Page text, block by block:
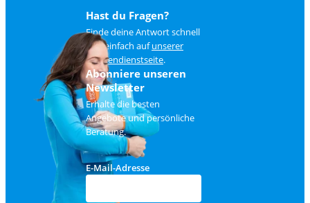
Hast du Fragen?
Finde deine Antwort schnell
und einfach aufunserer
Kundendienstseite.
Abonniere unseren
Newsletter
Erhalte die besten
Angebote und persönliche
Beratung.
E-Mail-Adresse